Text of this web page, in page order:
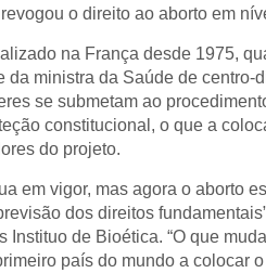
o direito ao aborto em
na França desde 1975,
da ministra da Saúde de centro-
se submetam ao
constitucional, o que a
do projeto.
em vigor, mas agora o aborto
dos direitos
Instituo de Bioética. “O que
país do mundo a colocar